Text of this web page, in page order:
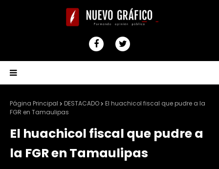
Página Principal DESTACADO
El huachicol fiscal que pudre a la
FGR en Tamaulipas
El huachicol fiscal que pudre a
la FGR en Tamaulipas